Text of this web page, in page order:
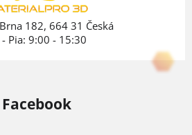
182, 664 31 Česká
- Pia: 9:00 - 15:30
Facebook